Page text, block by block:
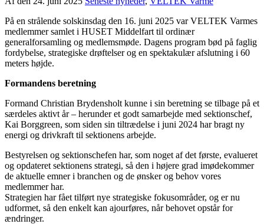
På en strålende solskinsdag den 16. juni 2025 var VELTEK Varmes
medlemmer samlet i HUSET Middelfart til ordinær
generalforsamling og medlemsmøde. Dagens program bød på faglig
fordybelse, strategiske drøftelser og en spektakulær afslutning i 60
meters højde.
Formandens beretning
Formand Christian Brydensholt kunne i sin beretning se tilbage på et
særdeles aktivt år – herunder et godt samarbejde med sektionschef,
Kai Borggreen, som siden sin tiltrædelse i juni 2024 har bragt ny
energi og drivkraft til sektionens arbejde.
Bestyrelsen og sektionschefen har, som noget af det første, evalueret
og opdateret sektionens strategi, så den i højere grad imødekommer
de aktuelle emner i branchen og de ønsker og behov vores
medlemmer har.
Strategien har fået tilført nye strategiske fokusområder, og er nu
udformet, så den enkelt kan ajourføres, når behovet opstår for
ændringer.